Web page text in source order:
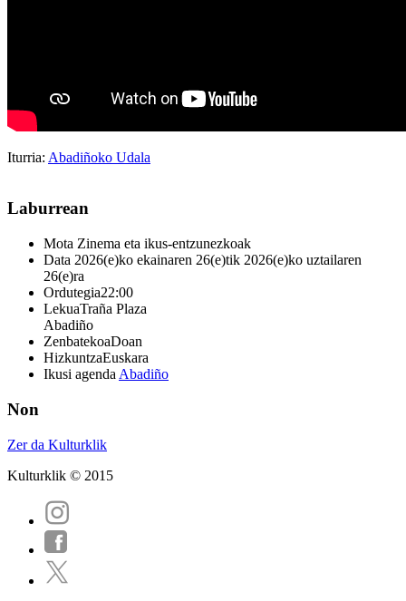
Iturria: Abadiñoko Udala
Laburrean
Mota Zinema eta ikus-entzunezkoak
Data 2026(e)ko ekainaren 26(e)tik 2026(e)ko uztailaren
26(e)ra
Ordutegia22:00
LekuaTraña Plaza
Abadiño
ZenbatekoaDoan
HizkuntzaEuskara
Ikusi agenda Abadiño
Non
Zer da Kulturklik
Kulturklik © 2015